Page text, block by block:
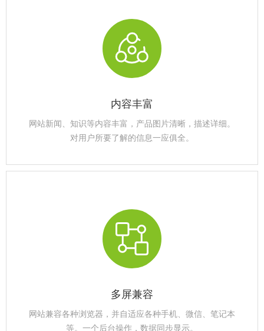
内容丰富
网站新闻、知识等内容丰富，产品图片清晰，描述详细。
对用户所要了解的信息一应俱全。
多屏兼容
网站兼容各种浏览器，并自适应各种手机、微信、笔记本
等。一个后台操作，数据同步显示。